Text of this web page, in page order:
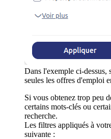
Dans l'exemple ci-
seules les offres d'emploi
Si vous obtenez trop peu
certains mots-clés ou
recherche.
Les filtres appliqués à
suivante :